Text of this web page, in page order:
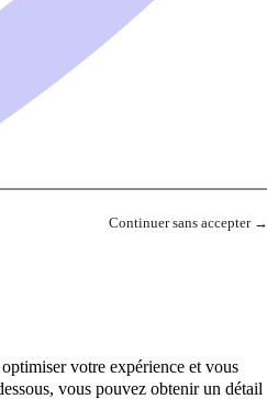
Continuer sans accepter →
votre expérience et vous
vous pouvez obtenir un détail